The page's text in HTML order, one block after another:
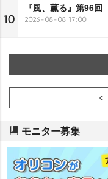
10
『風、薫る』第96回
2026-08-08 17:00
モニター募集